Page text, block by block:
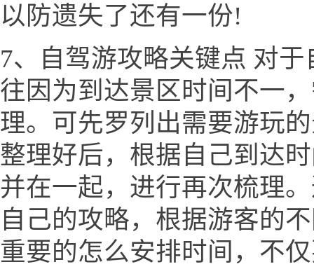
以防遗失了还有一份!
7、自驾游攻略关键点 对
往因为到达景区时间不一
理。可先罗列出需要游玩
整理好后，根据自己到达
并在一起，进行再次梳理
自己的攻略，根据游客的
重要的怎么安排时间，不